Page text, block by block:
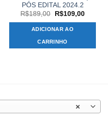
PÓS EDITAL 2024.2
R$189,00
O
original
era:
R$189,00.
R$109,00O
ADICIONAR AO
CARRINHO
×